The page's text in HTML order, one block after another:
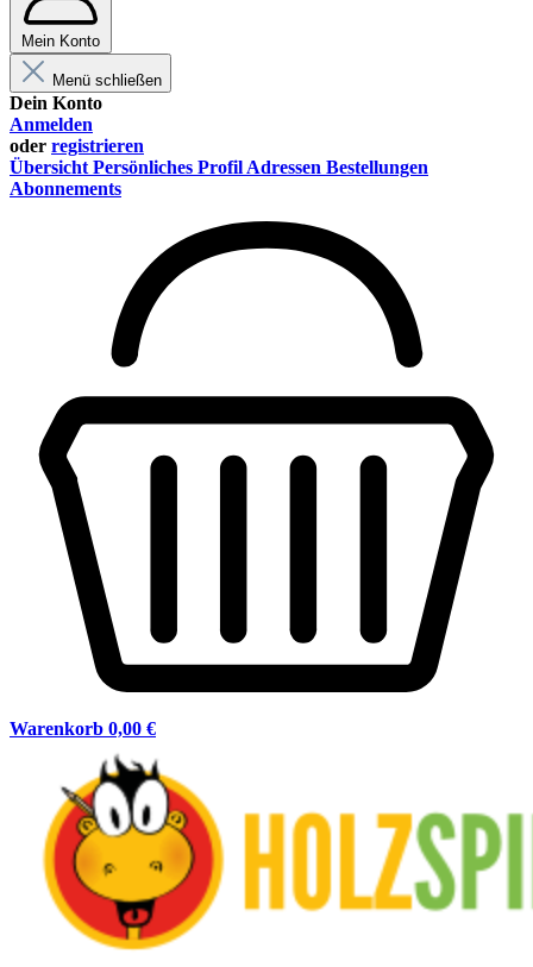
Mein Konto
Menü schließen
Dein Konto
Anmelden
oder registrieren
Übersicht Persönliches Profil Adressen Bestellungen
Abonnements
Warenkorb 0,00 €